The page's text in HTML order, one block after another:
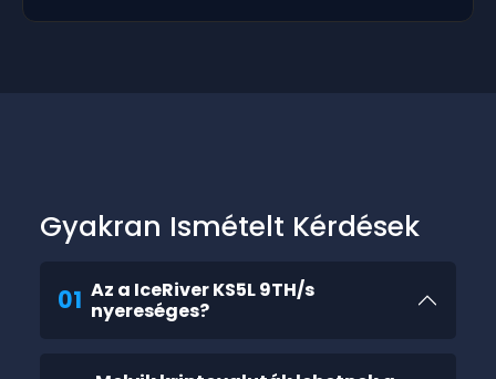
Gyakran Ismételt Kérdések
01 Az a IceRiver KS5L 9TH/s
nyereséges?